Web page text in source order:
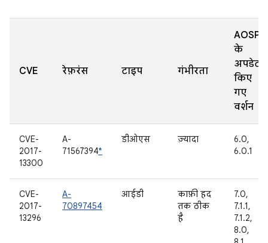
CVE रेफ़रंस टाइप गंभीरता
AOSP
के
अपडेट
किए
गए
वर्शन
CVE-
2017-
13300
A-
71567394*
डीओएस ज़्यादा
6.0,
6.0.1
CVE-
2017-
13296
A-
70897454
आईडी
काफ़ी हद
तक ठीक
है
7.0,
7.1.1,
7.1.2,
8.0,